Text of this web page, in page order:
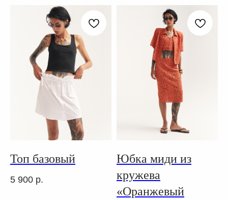
Топ базовый
5 900 р.
Юбка миди из
кружева
«Оранжевый